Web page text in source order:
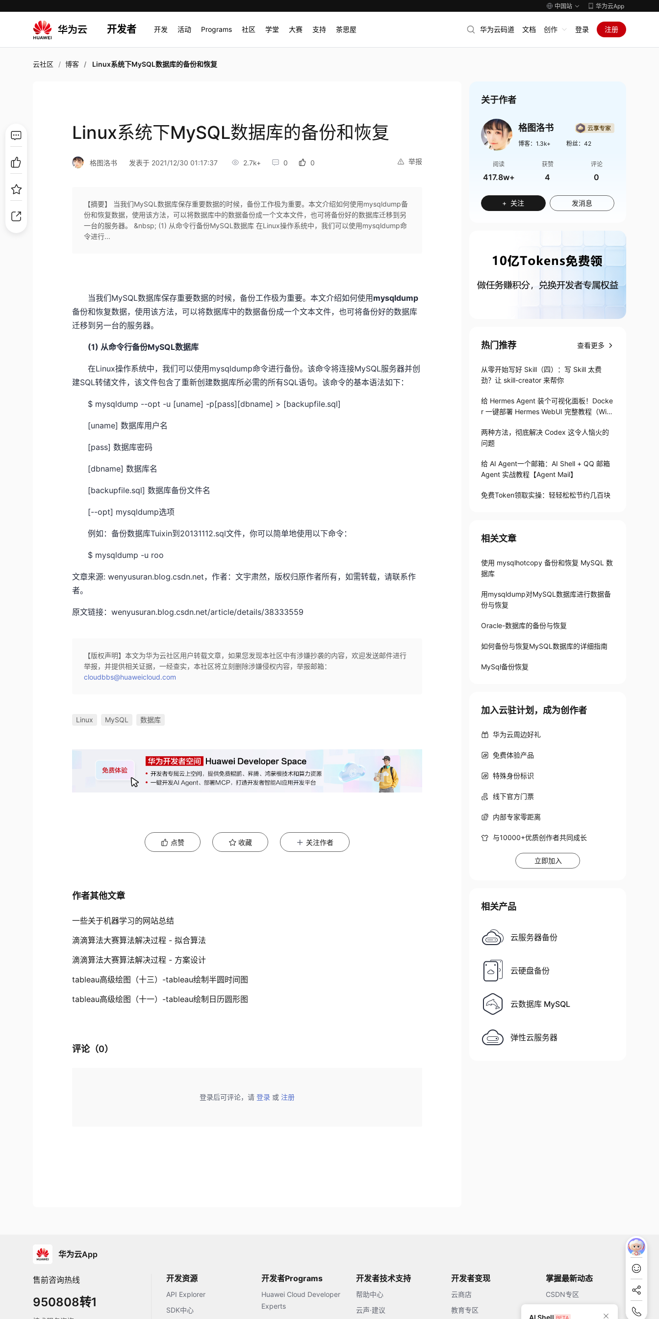
中国站 华为云App
开发者 开发 活动 Programs 社区 学堂 大赛 支持 茶思屋 华为云码道 文档 创作 登录 注册
云社区 博客 Linux系统下MySQL数据库的备份和恢复
Linux系统下MySQL数据库的备份和恢复
举报
格图洛书 发表于 2021/12/30 01:17:37 2.7k+ 0 0
【摘要】 当我们MySQL数据库保存重要数据的时候，备份工作极为重要。本文介绍如何使用mysqldump备
份和恢复数据，使用该方法，可以将数据库中的数据备份成一个文本文件，也可将备份好的数据库迁移到另
一台的服务器。 &nbsp; (1) 从命令行备份MySQL数据库 在Linux操作系统中，我们可以使用mysqldump命
令进行...
当我们MySQL数据库保存重要数据的时候，备份工作极为重要。本文介绍如何使用 mysqldump
备份和恢复数据，使用该方法，可以将数据库中的数据备份成一个文本文件，也可将备份好的数据库
迁移到另一台的服务器。
(1) 从命令行备份MySQL数据库
在Linux操作系统中，我们可以使用mysqldump命令进行备份。该命令将连接MySQL服务器并创
建SQL转储文件，该文件包含了重新创建数据库所必需的所有SQL语句。该命令的基本语法如下：
$ mysqldump --opt -u [uname] -p[pass][dbname] > [backupfile.sql]
[uname] 数据库用户名
[pass] 数据库密码
[dbname] 数据库名
[backupfile.sql] 数据库备份文件名
[--opt] mysqldump选项
例如：备份数据库Tuixin到20131112.sql文件，你可以简单地使用以下命令：
$ mysqldump -u roo
文章来源: wenyusuran.blog.csdn.net，作者：文宇肃然，版权归原作者所有，如需转载，请联系作
者。
原文链接：wenyusuran.blog.csdn.net/article/details/38333559
【版权声明】本文为华为云社区用户转载文章，如果您发现本社区中有涉嫌抄袭的内容，欢迎发送邮件进行
举报，并提供相关证据，一经查实，本社区将立刻删除涉嫌侵权内容，举报邮箱：
cloudbbs@huaweicloud.com
Linux MySQL 数据库
点赞 收藏 关注作者
作者其他文章
一些关于机器学习的网站总结
滴滴算法大赛算法解决过程 - 拟合算法
滴滴算法大赛算法解决过程 - 方案设计
tableau高级绘图（十三）-tableau绘制半圆时间图
tableau高级绘图（十一）-tableau绘制日历圆形图
评论（0）
登录后可评论，请 登录 或 注册
关于作者
格图洛书
博客： 1.3k+ 粉丝： 42
阅读
417.8w+
获赞
4
评论
0
+ 关注 发消息
热门推荐 查看更多
从零开始写好 Skill（四）：写 Skill 太费
劲？让 skill-creator 来帮你
给 Hermes Agent 装个可视化面板！Docke
r 一键部署 Hermes WebUI 完整教程（Win
两种方法，彻底解决 Codex 这令人恼火的
问题
给 AI Agent一个邮箱：AI Shell + QQ 邮箱
Agent 实战教程【Agent Mail】
免费Token领取实操：轻轻松松节约几百块
相关文章
使用 mysqlhotcopy 备份和恢复 MySQL 数
据库
用mysqldump对MySQL数据库进行数据备
份与恢复
Oracle-数据库的备份与恢复
如何备份与恢复MySQL数据库的详细指南
MySql备份恢复
加入云驻计划，成为创作者
华为云周边好礼
免费体验产品
特殊身份标识
线下官方门票
内部专家零距离
与10000+优质创作者共同成长
立即加入
相关产品
云服务器备份
云硬盘备份
云数据库 MySQL
弹性云服务器
AI Shell
华为云App
售前咨询热线
950808转1
开发资源
API Explorer
SDK中心
开发者Programs
Huawei Cloud Developer
Experts
开发者技术支持
帮助中心
云声·建议
开发者变现
云商店
教育专区
掌握最新动态
CSDN专区